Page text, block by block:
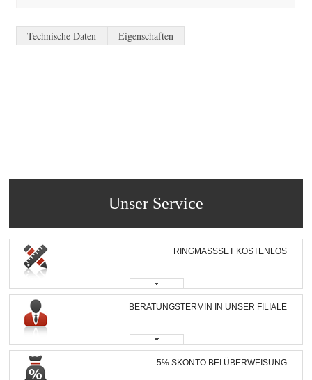
Technische Daten Eigenschaften
Unser Service
RINGMASSSET KOSTENLOS
BERATUNGSTERMIN IN UNSER FILIALE
5% SKONTO BEI ÜBERWEISUNG